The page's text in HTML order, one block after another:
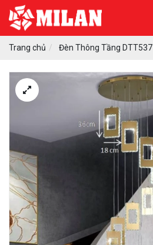
Trang chủ Đèn Thông Tầng DTT537